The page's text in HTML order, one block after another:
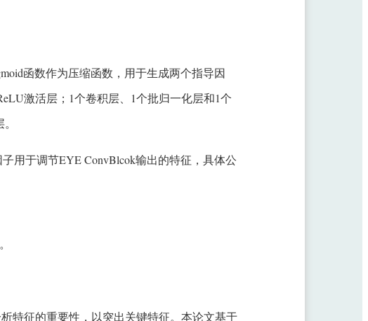
函数作为压缩函数，用于生成两个指导因
激活层；1个卷积层、1个批归一化层和1个
用于调节EYE ConvBlcok输出的特征，具体公
特征的重要性，以突出关键特征。本论文基于